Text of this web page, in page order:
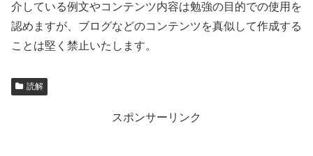
介している例文やコンテンツ内容は勉強の目的での使用を
認めますが、ブログなどのコンテンツを真似して作成する
ことは堅く禁止いたします。
読解
スポンサーリンク